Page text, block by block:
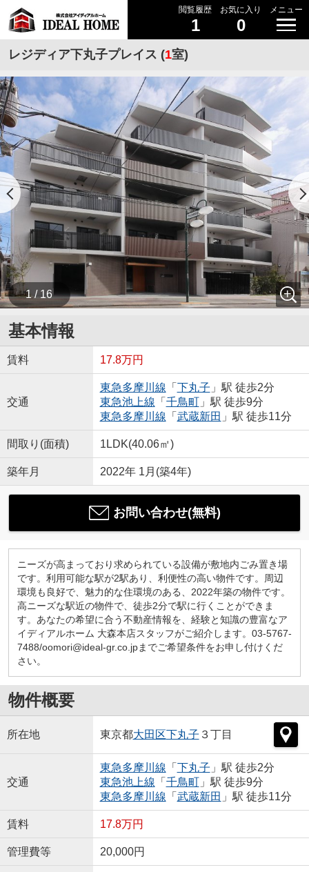
閲覧履歴
1
お気に入り
0
メニュー
レジディア下丸子プレイス (1室)
1 / 16
基本情報
賃料 17.8万円
交通
東急多摩川線 「 下丸子 」駅 徒歩2分
東急池上線 「 千鳥町」駅 徒歩9分
東急多摩川線 「 武蔵新田 」駅 徒歩11分
間取り(面積) 1LDK(40.06㎡)
築年月 2022年 1月(築4年)
お問い合わせ(無料)
ニーズが高まっており求められている設備が敷地内ごみ置き場
です。利用可能な駅が2駅あり、利便性の高い物件です。周辺
環境も良好で、魅力的な住環境のある、2022年築の物件です。
高ニーズな駅近の物件で、徒歩2分で駅に行くことができま
す。あなたの希望に合う不動産情報を、経験と知識の豊富なア
イディアルホーム 大森本店スタッフがご紹介します。03-5767-
7488/oomori@ideal-gr.co.jpまでご希望条件をお申し付けくだ
さい。
物件概要
所在地 東京都大田区下丸子 ３丁目
交通
東急多摩川線 「 下丸子 」駅 徒歩2分
東急池上線 「 千鳥町」駅 徒歩9分
東急多摩川線 「 武蔵新田 」駅 徒歩11分
賃料 17.8万円
管理費等 20,000円